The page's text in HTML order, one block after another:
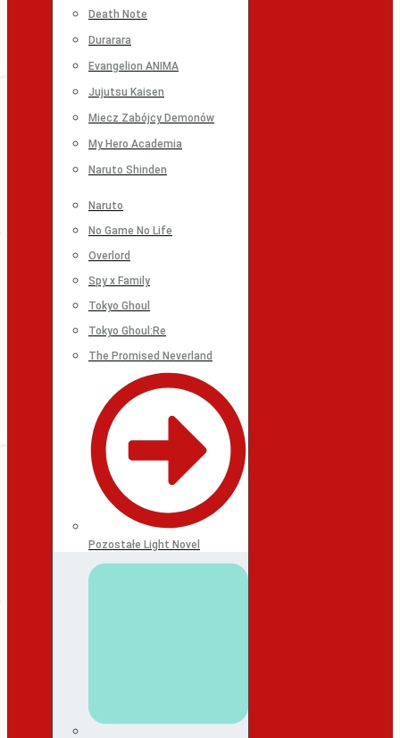
Death Note
Durarara
Evangelion ANIMA
Jujutsu Kaisen
Miecz Zabójcy Demonów
My Hero Academia
Naruto Shinden
Naruto
No Game No Life
Overlord
Spy x Family
Tokyo Ghoul
Tokyo Ghoul:Re
The Promised Neverland
Pozostałe Light Novel